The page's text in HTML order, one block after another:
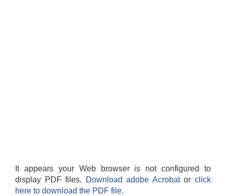
It appears your Web browser is not configured to
display PDF files.
Download adobe Acrobatorclick
here to download the PDF file.